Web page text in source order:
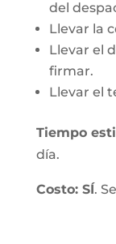
del
Llevar la
Llevar el
firmar.
Llevar el
Tiempo
día.
Costo: SÍ.